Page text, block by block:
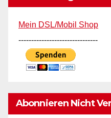
Mein DSL/Mobil Shop
-------------------------------
Abonnieren Nicht